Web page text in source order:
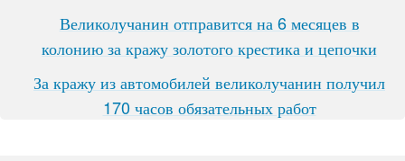
Великолучанин отправится на 6 месяцев в
колонию за кражу золотого крестика и цепочки
За кражу из автомобилей великолучанин получил
170 часов обязательных работ